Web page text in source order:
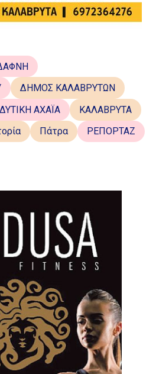
ΔΗΜΟΣ ΚΑΛΑΒΡΥΤΩΝ
ΔΥΤΙΚΗ ΑΧΑΪΑ
ΚΑΛΑΒΡΥΤΑ
Πάτρα
ΡΕΠΟΡΤΑΖ